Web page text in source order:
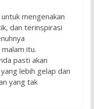
mengenakan
dan terinspirasi
itu.
pasti akan
lebih gelap dan
yang tak